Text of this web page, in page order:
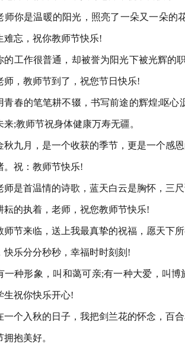
师你是温暖的阳光，照亮了一朵又一朵的
难忘，祝你教师节快乐!
的工作很普通，却被誉为阳光下被光辉的
师，教师节到了，祝您节日快乐!
青春的笔笔耕不辍，书写前途的辉煌;呕
来;教师节祝身体健康万寿无疆。
秋九月，是一个收获的季节，更是一个感
。祝：教师节快乐!
师是首温情的诗歌，蓝天白云是胸怀，三
耘的执着，老师，祝您教师节快乐!
师节来临，送上我最真挚的祝福，愿天下
快乐分分秒秒，幸福时时刻刻!
一种形象，叫和蔼可亲;有一种大爱，叫
生祝你快乐开心!
一个入秋的日子，我把剑兰花的怀念，百
拥抱美好。